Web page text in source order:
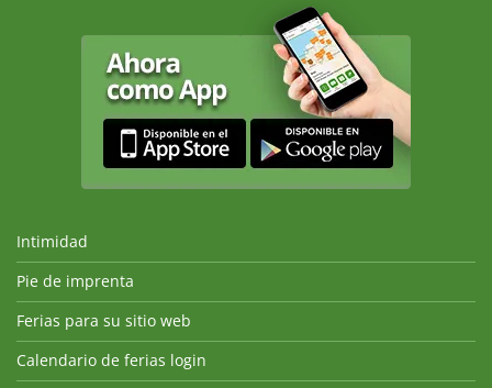
Intimidad
Pie de imprenta
Ferias para su sitio web
Calendario de ferias login